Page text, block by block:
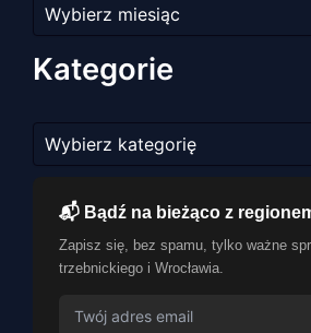
artykułów
Kategorie
📬 Bądź na bieżąco z
Zapisz się, bez spamu, tylko ważne
trzebnickiego i Wrocławia.